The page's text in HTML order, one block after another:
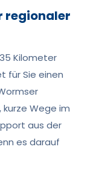
regionaler
Kilometer
für Sie einen
Wege im
aus der
es darauf